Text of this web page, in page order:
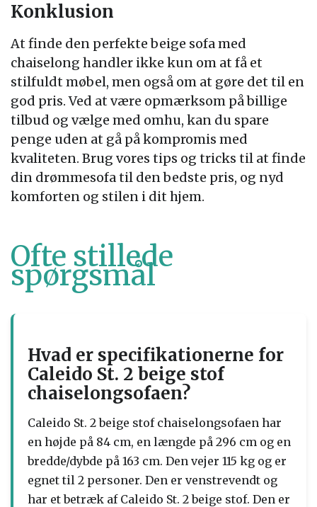
Konklusion
At finde den perfekte beige sofa med
chaiselong handler ikke kun om at få et
stilfuldt møbel, men også om at gøre det til en
god pris. Ved at være opmærksom på billige
tilbud og vælge med omhu, kan du spare
penge uden at gå på kompromis med
kvaliteten. Brug vores tips og tricks til at finde
din drømmesofa til den bedste pris, og nyd
komforten og stilen i dit hjem.
Ofte stillede
spørgsmål
Hvad er specifikationerne for
Caleido St. 2 beige stof
chaiselongsofaen?
Caleido St. 2 beige stof chaiselongsofaen har
en højde på 84 cm, en længde på 296 cm og en
bredde/dybde på 163 cm. Den vejer 115 kg og er
egnet til 2 personer. Den er venstrevendt og
har et betræk af Caleido St. 2 beige stof. Den er